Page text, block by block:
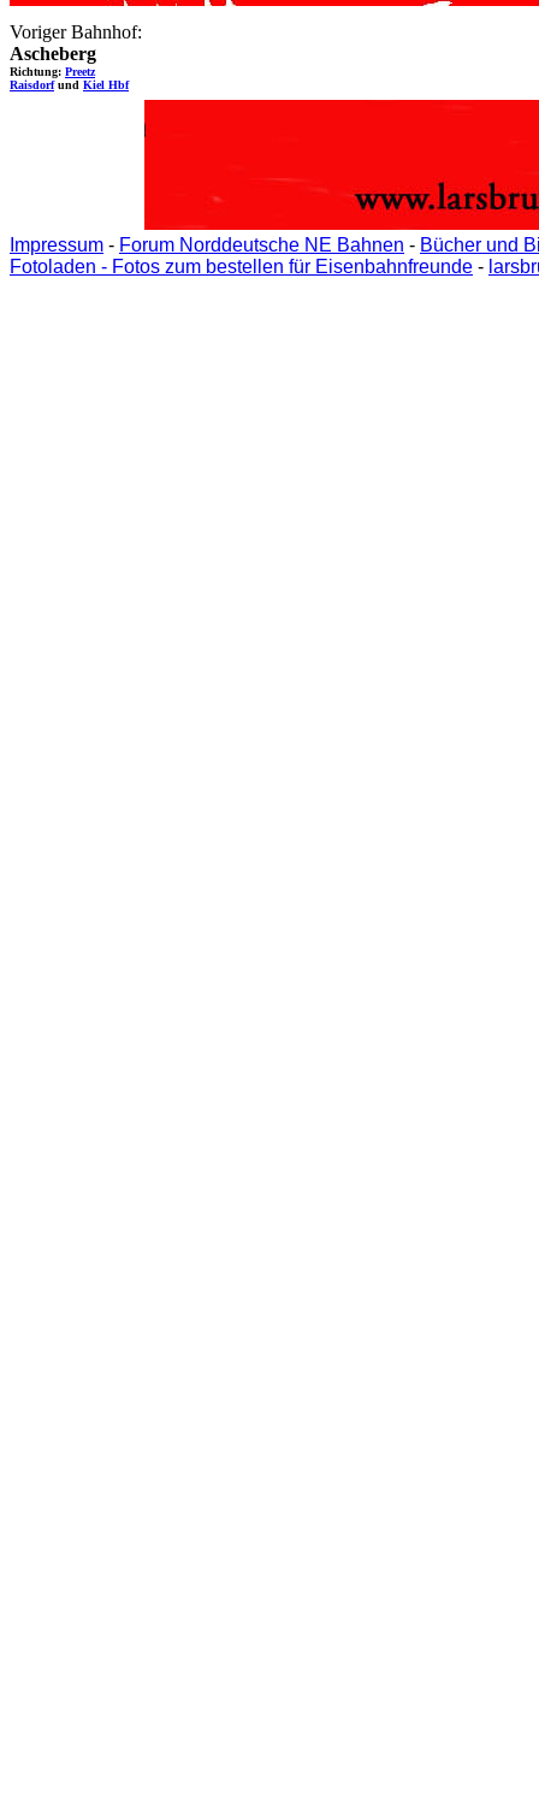
Voriger Bahnhof:
Ascheberg
Richtung: Preetz
Raisdorfund Kiel Hbf
Impressum - Forum Norddeutsche NE Bahnen - Bücher und
Fotoladen - Fotos zum bestellen für Eisenbahnfreunde -